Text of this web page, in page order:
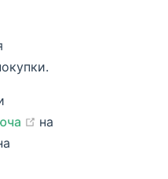
(opens new window)
на